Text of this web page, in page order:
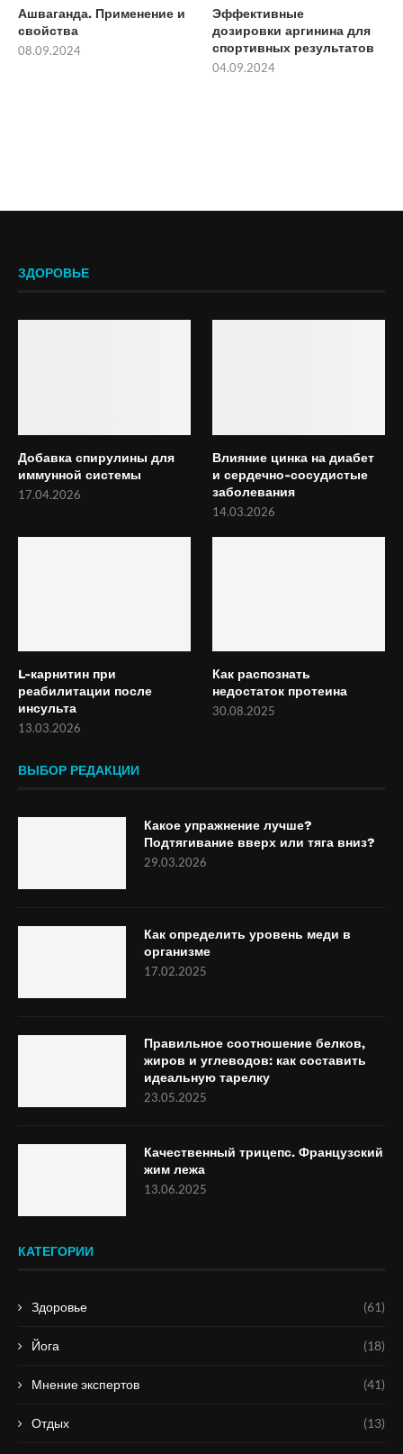
Ашваганда. Применение и
свойства
08.09.2024
Эффективные
дозировки аргинина для
спортивных результатов
04.09.2024
ЗДОРОВЬЕ
Добавка спирулины для
иммунной системы
17.04.2026
Влияние цинка на диабет
и сердечно-сосудистые
заболевания
14.03.2026
L-карнитин при
реабилитации после
инсульта
13.03.2026
Как распознать
недостаток протеина
30.08.2025
ВЫБОР РЕДАКЦИИ
Какое упражнение лучше?
Подтягивание вверх или тяга вниз?
29.03.2026
Как определить уровень меди в
организме
17.02.2025
Правильное соотношение белков,
жиров и углеводов: как составить
идеальную тарелку
23.05.2025
Качественный трицепс. Французский
жим лежа
13.06.2025
КАТЕГОРИИ
Здоровье (61)
Йога (18)
Мнение экспертов (41)
Отдых (13)